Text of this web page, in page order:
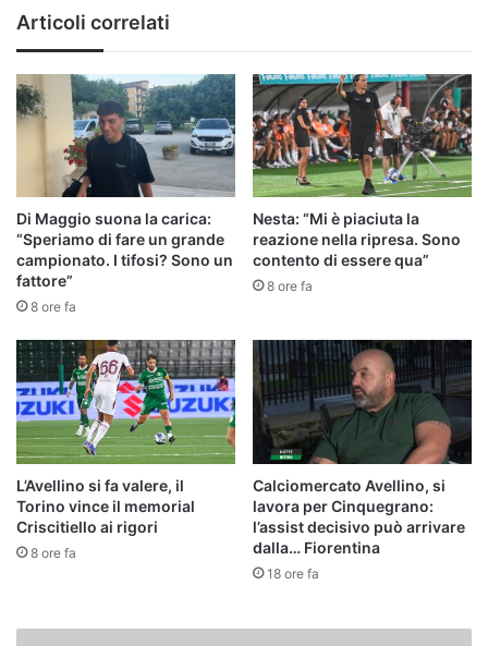
Articoli correlati
Di Maggio suona la carica:
“Speriamo di fare un grande
campionato. I tifosi? Sono un
fattore”
8 ore fa
Nesta: “Mi è piaciuta la
reazione nella ripresa. Sono
contento di essere qua”
8 ore fa
L’Avellino si fa valere, il
Torino vince il memorial
Criscitiello ai rigori
8 ore fa
Calciomercato Avellino, si
lavora per Cinquegrano:
l’assist decisivo può arrivare
dalla… Fiorentina
18 ore fa